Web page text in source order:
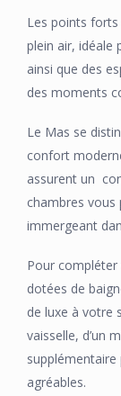
Les points
plein air, idéale
ainsi que des
des moments
Le Mas se
confort
assurent un
chambres
immergeant
Pour compléter
dotées de
de luxe à votre
vaisselle, d’un
agréables.